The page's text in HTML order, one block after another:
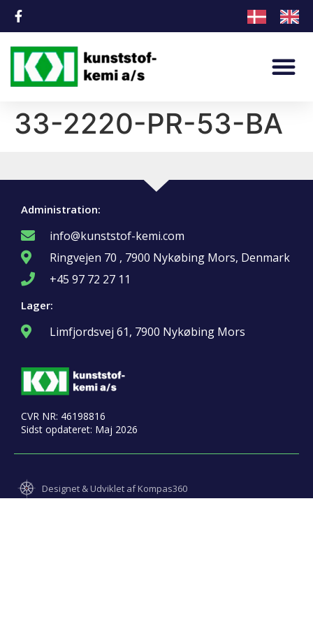
33-2220-PR-53-BA
Administration:
info@kunststof-kemi.com
Ringvejen 70 , 7900 Nykøbing Mors, Denmark
+45 97 72 27 11
Lager:
Limfjordsvej 61, 7900 Nykøbing Mors
CVR NR: 46198816
Sidst opdateret: Maj 2026
Designet & Udviklet af Kompas360